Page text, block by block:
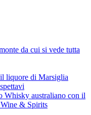
da cui si vede tutta
il liquore di Marsiglia
Whisky australiano con il
& Spirits